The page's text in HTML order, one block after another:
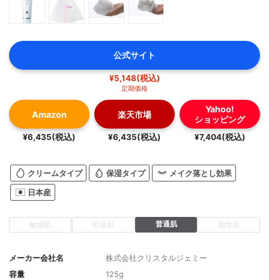
公式サイト
¥5,148(税込)
定期価格
Amazon
¥6,435(税込)
楽天市場
¥6,435(税込)
Yahoo!
ショッピング
¥7,404(税込)
クリームタイプ 保湿タイプ メイク落とし効果
日本産
敏感肌 乾燥肌 普通肌 脂性肌
メーカー会社名
株式会社クリスタルジェミー
容量
125g